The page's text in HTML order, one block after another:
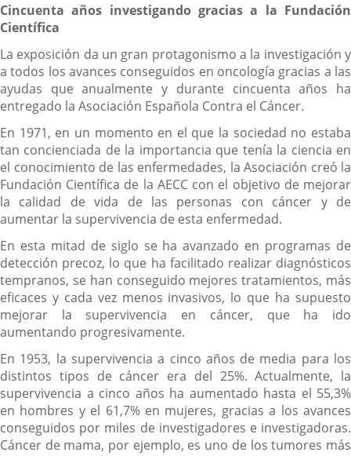
Cincuenta años investigando gracias a la Fundación
Científica
La exposición da un gran protagonismo a la investigación y
a todos los avances conseguidos en oncología gracias a las
ayudas que anualmente y durante cincuenta años ha
entregado la Asociación Española Contra el Cáncer.
En 1971, en un momento en el que la sociedad no estaba
tan concienciada de la importancia que tenía la ciencia en
el conocimiento de las enfermedades, la Asociación creó la
Fundación Científica de la AECC con el objetivo de mejorar
la calidad de vida de las personas con cáncer y de
aumentar la supervivencia de esta enfermedad.
En esta mitad de siglo se ha avanzado en programas de
detección precoz, lo que ha facilitado realizar diagnósticos
tempranos, se han conseguido mejores tratamientos, más
eficaces y cada vez menos invasivos, lo que ha supuesto
mejorar la supervivencia en cáncer, que ha ido
aumentando progresivamente.
En 1953, la supervivencia a cinco años de media para los
distintos tipos de cáncer era del 25%. Actualmente, la
supervivencia a cinco años ha aumentado hasta el 55,3%
en hombres y el 61,7% en mujeres, gracias a los avances
conseguidos por miles de investigadores e investigadoras.
Cáncer de mama, por ejemplo, es uno de los tumores más